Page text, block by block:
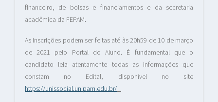
financeiro, de bolsas e financiamentos e da secretaria
acadêmica da FEPAM.
As inscrições podem ser feitas até às 20h59 de 10 de março
de 2021 pelo Portal do Aluno. É fundamental que o
candidato leia atentamente todas as informações que
constam no Edital, disponível no site
https://unissocial.unipam.edu.br/ .